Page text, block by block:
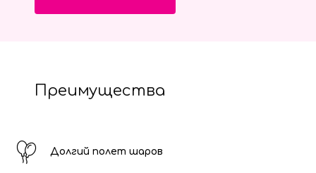
Преимущества
Долгий полет шаров